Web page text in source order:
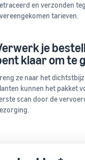
en verzonden
tarieven.
je
klaar om te
ze naar het
kunnen het pakket
scan door de